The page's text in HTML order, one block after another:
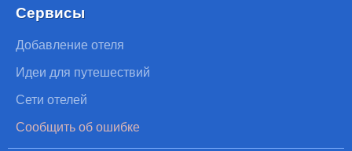
Сервисы
Добавление отеля
Идеи для путешествий
Сети отелей
Сообщить об ошибке